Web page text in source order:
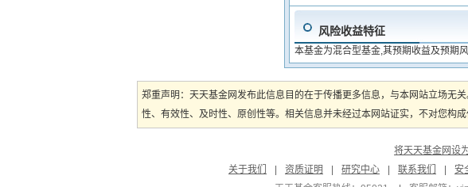
风险收益特征
本基金为混合型基金,其预期收益及预期
郑重声明：天天基金网发布此信息目的在于传播更多信息，与本网站立场无
性、有效性、及时性、原创性等。相关信息并未经过本网站证实，不对您构
将天天基金网设
关于我们
资质证明 研究中心 联系我们 安